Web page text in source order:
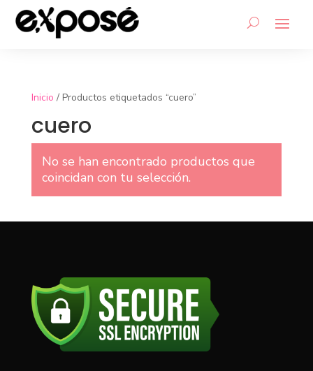
Inicio / Productos etiquetados “cuero”
cuero
No se han encontrado productos que
coincidan con tu selección.